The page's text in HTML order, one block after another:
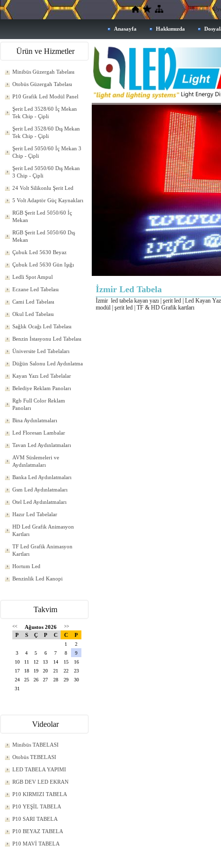
Üye Ol
Anasayfa Hakkımızda
Ürün ve Hizmetler
Minibüs Güzergah Tabelası
Otobüs Güzergah Tabelası
P10 Grafik Led Modül Panel
Şerit Led 3528/60 İç Mekan
Tek Chip - Çipli
Şerit Led 3528/60 Dış Mekan
Tek Chip - Çipli
Şerit Led 5050/60 İç Mekan 3
Chip - Çipli
Şerit Led 5050/60 Dış Mekan
3 Chip - Çipli
24 Volt Silikonlu Şerit Led
5 Volt Adaptör Güç Kaynakları
RGB Şerit Led 5050/60 İç
Mekan
RGB Şerit Led 5050/60 Dış
Mekan
Çubuk Led 5630 Beyaz
Çubuk Led 5630 Gün Işığı
Ledli Spot Ampul
Eczane Led Tabelası
Cami Led Tabelası
Okul Led Tabelası
Sağlık Ocağı Led Tabelası
Benzin İstasyonu Led Tabelası
Üniversite Led Tabelaları
Düğün Salonu Led Aydınlatma
Kayan Yazı Led Tabelalar
Belediye Reklam Panoları
Rgb Full Color Reklam
Panoları
Bina Aydınlatmaları
Led Floresan Lambalar
Tavan Led Aydınlatmaları
AVM Süslemeleri ve
Aydınlatmaları
Banka Led Aydınlatmaları
Gsm Led Aydınlatmaları
Otel Led Aydınlatmaları
Hazır Led Tabelalar
HD Led Grafik Animasyon
Kartları
TF Led Grafik Animasyon
Kartları
Hortum Led
Benzinlik Led Kanopi
Takvim
<< Ağustos 2026 >>
P S Ç P C C P
1
2
3
4 5 6 7 8
9
10
11 12 13 14 15
16
17
18 19 20 21 22
23
24
25 26 27 28 29
30
31
Videolar
Minibüs TABELASI
Otobüs TEBELASI
LED TABELA YAPIMI
RGB DEV LED EKRAN
P10 KIRMIZI TABELA
P10 YEŞİL TABELA
P10 SARI TABELA
P10 BEYAZ TABELA
P10 MAVİ TABELA
İzmir Led Tabela
İzmir led tabela kayan yazı | şerit led | Led Kayan
modül | şerit led | TF & HD Grafik kartları